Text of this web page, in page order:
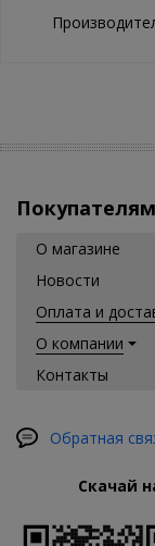
Покупателям
О магазине
Новости
Оплата и
О компании
Контакты
Обратная
Скачай